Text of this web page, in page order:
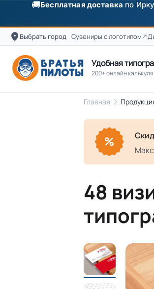
🚚Бесплатная доставка по
Выбрать город Сувениры с логотипом
Удобная
200+ онлайн
Главная
48